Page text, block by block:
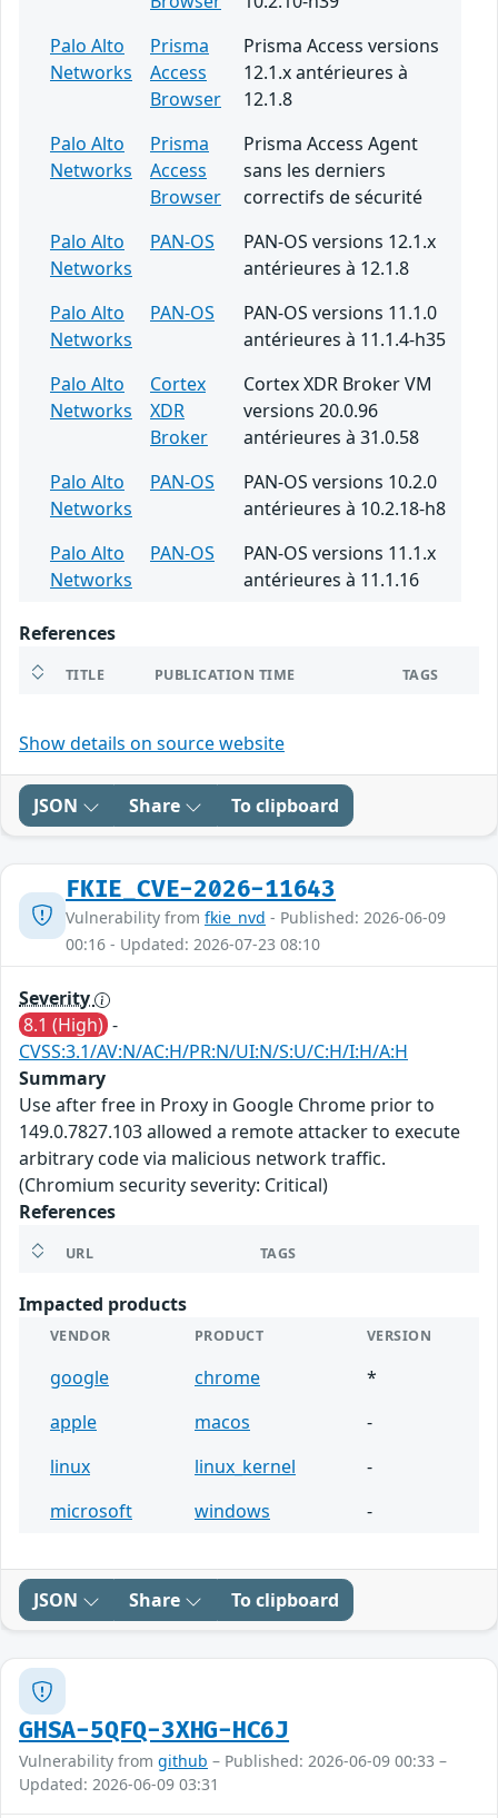
Palo Alto
Networks
Prisma
Access
Browser
Prisma Access versions
12.1.x antérieures à
12.1.8
Palo Alto
Networks
Prisma
Access
Browser
Prisma Access Agent
sans les derniers
correctifs de sécurité
Palo Alto
Networks
PAN-OS
PAN-OS versions 12.1.x
antérieures à 12.1.8
Palo Alto
Networks
PAN-OS
PAN-OS versions 11.1.0
antérieures à 11.1.4-h35
Palo Alto
Networks
Cortex
XDR
Broker
Cortex XDR Broker VM
versions 20.0.96
antérieures à 31.0.58
Palo Alto
Networks
PAN-OS
PAN-OS versions 10.2.0
antérieures à 10.2.18-h8
Palo Alto
Networks
PAN-OS
PAN-OS versions 11.1.x
antérieures à 11.1.16
References
TITLE PUBLICATION TIME TAGS
Show details on source website
JSON Share To clipboard
FKIE_CVE-2026-11643
Vulnerability from fkie_nvd - Published: 2026-06-09
00:16 - Updated: 2026-07-23 08:10
Severity
8.1 (High) -
CVSS:3.1/AV:N/AC:H/PR:N/UI:N/S:U/C:H/I:H/A:H
Summary
Use after free in Proxy in Google Chrome prior to
149.0.7827.103 allowed a remote attacker to execute
arbitrary code via malicious network traffic.
(Chromium security severity: Critical)
References
URL TAGS
Impacted products
VENDOR PRODUCT VERSION
google chrome
*
apple
macos
-
linux
linux_kernel
-
microsoft
windows -
JSON Share To clipboard
GHSA-5QFQ-3XHG-HC6J
Vulnerability from github – Published: 2026-06-09 00:33 –
Updated: 2026-06-09 03:31